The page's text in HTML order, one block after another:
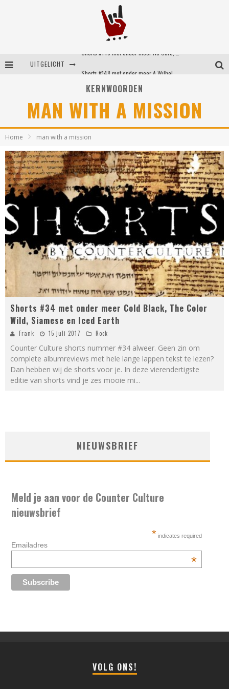
UITGELICHT
KERNWOORDEN
MAN WITH A MISSION
Home man with a mission
Shorts #34 met onder meer Cold Black, The Color
Wild, Siamese en Iced Earth
Frank 15 juli 2017 Rock
Counter Culture shorts nummer #34 alweer. Geen zin om
complete albumreviews met hele lange lappen tekst te lezen?
Dan hebben wij de shorts voor je. In deze vierendertigste
editie van shorts vind je zes mooie mi...
NIEUWSBRIEF
Meld je aan voor de Counter Culture
nieuwsbrief
* indicates required
Emailadres
*
VOLG ONS!